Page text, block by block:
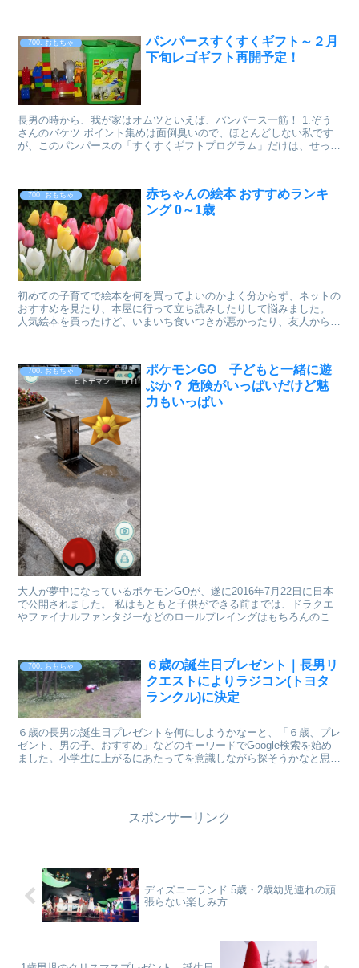
700. おもちゃ
パンパースすくすくギフト～２月
下旬レゴギフト再開予定！
長男の時から、我が家はオムツといえば、パンパース一筋！ 1.ぞう
さんのバケツ ポイント集めは面倒臭いので、ほとんどしない私です
が、このパンパースの「すくすくギフトプログラム」だけは、せっせ
700. おもちゃ
赤ちゃんの絵本 おすすめランキ
ング 0～1歳
初めての子育てで絵本を何を買ってよいのかよく分からず、ネットの
おすすめを見たり、本屋に行って立ち読みしたりして悩みました。
人気絵本を買ったけど、いまいち食いつきが悪かったり、友人からす
700. おもちゃ
ポケモンGO 子どもと一緒に遊
ぶか？ 危険がいっぱいだけど魅
力もいっぱい
大人が夢中になっているポケモンGOが、遂に2016年7月22日に日本
で公開されました。 私はもともと子供ができる前までは、ドラクエ
やファイナルファンタジーなどのロールプレイングはもちろんのこ
700. おもちゃ
６歳の誕生日プレゼント｜長男リ
クエストによりラジコン(トヨタ
ランクル)に決定
６歳の長男の誕生日プレゼントを何にしようかなーと、「６歳、プレ
ゼント、男の子、おすすめ」などのキーワードでGoogle検索を始め
ました。小学生に上がるにあたってを意識しながら探そうかなと思っ
スポンサーリンク
ディズニーランド 5歳・2歳幼児連れの頑
張らない楽しみ方